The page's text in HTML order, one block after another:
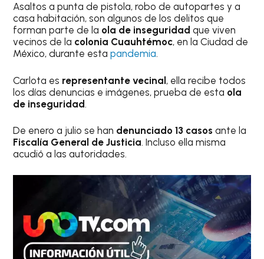
Asaltos a punta de pistola, robo de autopartes y a
casa habitación, son algunos de los delitos que
forman parte de la ola de inseguridadque viven
vecinos de la colonia Cuauhtémoc, en la Ciudad de
México, durante estapandemia.
Carlota es representante vecinal, ella recibe todos
los días denuncias e imágenes, prueba de esta ola
de inseguridad.
De enero a julio se han denunciado 13 casos ante la
Fiscalía General de Justicia. Incluso ella misma
acudió a las autoridades.